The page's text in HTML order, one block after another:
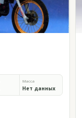
Масса
Нет данных